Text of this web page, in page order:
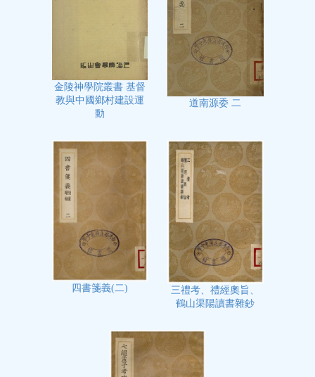
金陵神學院叢書 基督
教與中國鄉村建設運
動
道南源委 二
四書箋義(二)
三禮考、禮經奧旨、
鶴山渠陽讀書雜鈔